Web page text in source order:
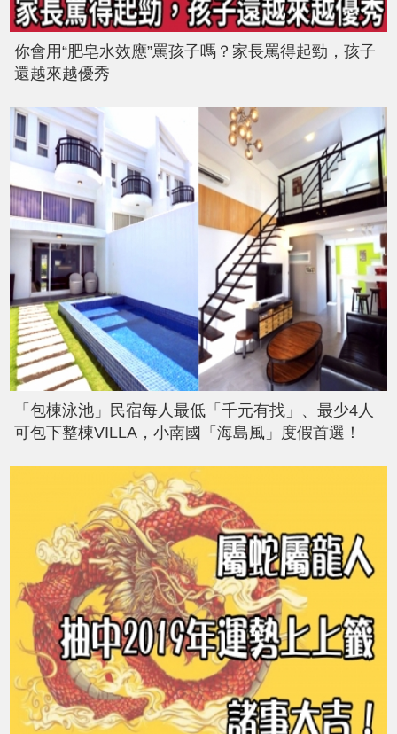
你會用“肥皂水效應”罵孩子嗎？家長罵得起勁，孩子
還越來越優秀
「包棟泳池」民宿每人最低「千元有找」、最少4人
可包下整棟VILLA，小南國「海島風」度假首選！